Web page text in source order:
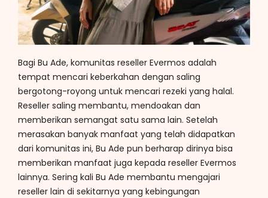
Bagi Bu Ade, komunitas reseller Evermos adalah
tempat mencari keberkahan dengan saling
bergotong-royong untuk mencari rezeki yang halal.
Reseller saling membantu, mendoakan dan
memberikan semangat satu sama lain. Setelah
merasakan banyak manfaat yang telah didapatkan
dari komunitas ini, Bu Ade pun berharap dirinya bisa
memberikan manfaat juga kepada reseller Evermos
lainnya. Sering kali Bu Ade membantu mengajari
reseller lain di sekitarnya yang kebingungan